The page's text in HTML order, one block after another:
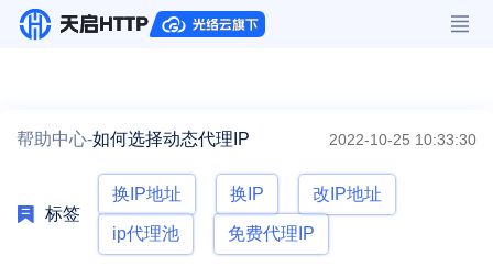
帮助中心-如何选择动态代理IP 2022-10-25 10:33:30
标签
换IP地址 换IP 改IP地址
ip代理池 免费代理IP